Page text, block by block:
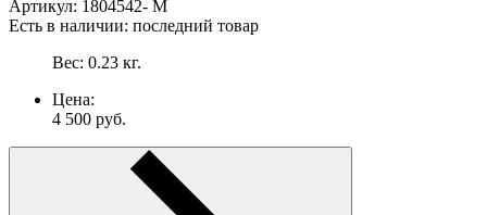
Артикул: 1804542- M
Есть в наличии: последний товар
Вес: 0.23 кг.
Цена:
4 500 руб.